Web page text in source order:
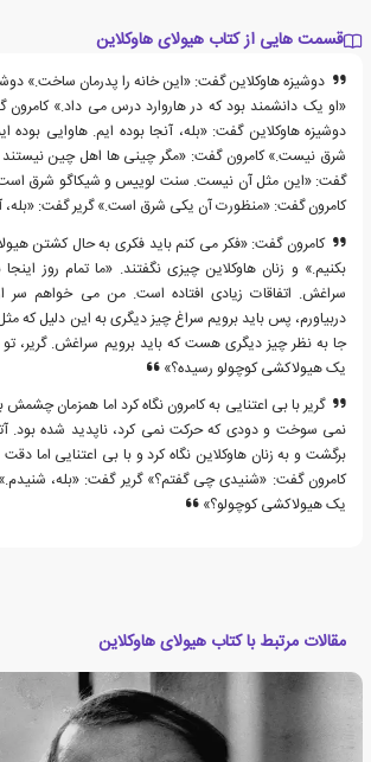
قسمت هایی از کتاب هیولای هاوکلاین
دوشیزه هاوکلاین گفت: «این خانه را پدرمان ساخت.»
«او یک دانشمند بود که در هاروارد درس می داد.»
دوشیزه هاوکلاین گفت: «بله، آنجا بوده ایم. هاوایی بوده
شرق نیست.» کامرون گفت: «مگر چینی ها اهل چین
گفت: «این مثل آن نیست. سنت لوییس و شیکاگو شرق
کامرون گفت: «منظورت آن یکی شرق است.» گریر گفت:
کامرون گفت: «فکر می کنم باید فکری به حال کشتن
بکنیم.» و زنان هاوکلاین چیزی نگفتند. «ما تمام روز
سراغش. اتفاقات زیادی افتاده است. من می خواهم سر
دربیاورم، پس باید برویم سراغ چیز دیگری به این دلیل که
جا به نظر چیز دیگری هست که باید برویم سراغش. گریر،
یک هیولاکشی کوچولو رسیده؟»
گریر با بی اعتنایی به کامرون نگاه کرد اما همزمان
نمی سوخت و دودی که حرکت نمی کرد، ناپدید شده بود.
برگشت و به زنان هاوکلاین نگاه کرد و با بی اعتنایی اما
کامرون گفت: «شنیدی چی گفتم؟» گریر گفت: «بله،
یک هیولاکشی کوچولو؟»
مقالات مرتبط با کتاب هیولای هاوکلاین